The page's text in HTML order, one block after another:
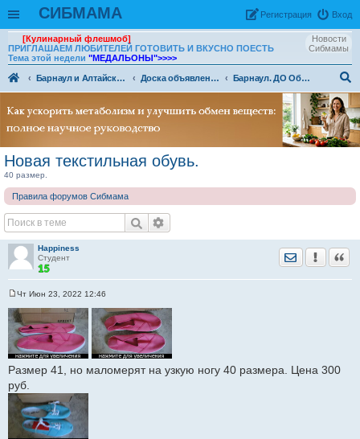
СИБМАМА Вход
Рeгиcтpaция
Новости
Сибмамы
[Кулинарный флешмоб]
ПРИГЛАШАЕМ ЛЮБИТЕЛЕЙ ГОТОВИТЬ И ВКУСНО ПОЕСТЬ
Тема этой недели "МЕДАЛЬОНЫ">>>>
Барнаул и Алтайский край Доска объявлений г. Барнаул
Барнаул. ДО Обувь для взрослых
ои
ск
Новая текстильная обувь.
40 размер.
Правила форумов Сибмама
Happiness
Студент
Отправить
о
о
б
щ
е
н
и
Чт Июн 23, 2022 12:46
Размер 41, но маломерят на узкую ногу 40 размера. Цена 300
руб.